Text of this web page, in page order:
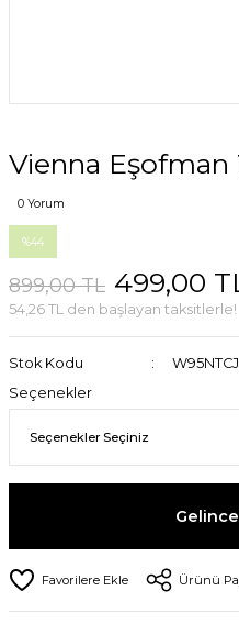
Vienna Eşofman
0 Yorum
%44
899,00 TL 499,00
54,26 TL den başlayan taksitlerle!
Stok Kodu
Seçenekler
Ürünü